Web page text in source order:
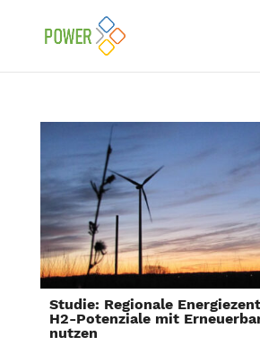
Studie: Regionale
H2-Potenziale mit
nutzen